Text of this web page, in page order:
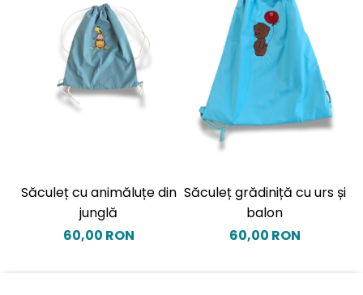
Săculeț cu animăluțe din
junglă
60,00 RON
Săculeț grădiniță cu urs și
balon
60,00 RON